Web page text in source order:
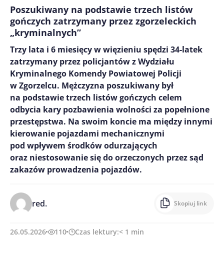
Poszukiwany na podstawie trzech listów
gończych zatrzymany przez zgorzeleckich
„kryminalnych”
Trzy lata i 6 miesięcy w więzieniu spędzi 34-latek
zatrzymany przez policjantów z Wydziału
Kryminalnego Komendy Powiatowej Policji
w Zgorzelcu. Mężczyzna poszukiwany był
na podstawie trzech listów gończych celem
odbycia kary pozbawienia wolności za popełnione
przestępstwa. Na swoim koncie ma między innymi
kierowanie pojazdami mechanicznymi
pod wpływem środków odurzających
oraz niestosowanie się do orzeczonych przez sąd
zakazów prowadzenia pojazdów.
red. Skopiuj link
26.05.2026 110 Czas lektury:< 1 min